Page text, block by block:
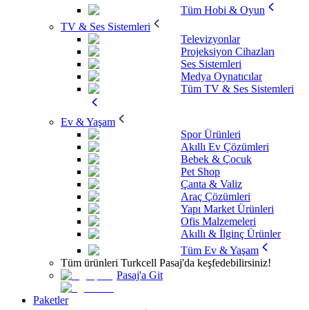
Tüm Hobi & Oyun
TV & Ses Sistemleri
Televizyonlar
Projeksiyon Cihazları
Ses Sistemleri
Medya Oynatıcılar
Tüm TV & Ses Sistemleri
Ev & Yaşam
Spor Ürünleri
Akıllı Ev Çözümleri
Bebek & Çocuk
Pet Shop
Çanta & Valiz
Araç Çözümleri
Yapı Market Ürünleri
Ofis Malzemeleri
Akıllı & İlginç Ürünler
Tüm Ev & Yaşam
Tüm ürünleri Turkcell Pasaj'da keşfedebilirsiniz!
Pasaj'a Git
Paketler